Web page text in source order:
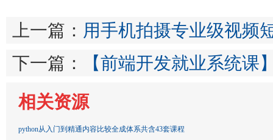
上一篇： 用手机拍摄专业级视频
下一篇：
【前端开发就业系统课
相关资源
python从入门到精通内容比较全成体系共含43套课程